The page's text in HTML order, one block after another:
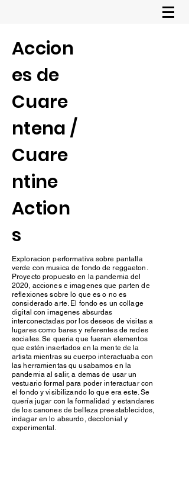
Accion
es de
Cuare
ntena /
Cuare
ntine
Action
s
Exploracion performativa sobre pantalla
verde con musica de fondo de reggaeton.
Proyecto propuesto en la pandemia del
2020, acciones e imagenes que parten de
reflexiones sobre lo que es o no es
considerado arte. El fondo es un collage
digital con imagenes absurdas
interconectadas por los deseos de visitas a
lugares como bares y referentes de redes
sociales. Se queria que fueran elementos
que estén insertados en la mente de la
artista mientras su cuerpo interactuaba con
las herramientas qu usabamos en la
pandemia al salir, a demas de usar un
vestuario formal para poder interactuar con
el fondo y visibilizando lo que era este. Se
quería jugar con la formalidad y estandares
de los canones de belleza preestablecidos,
indagar en lo absurdo, decolonial y
experimental.